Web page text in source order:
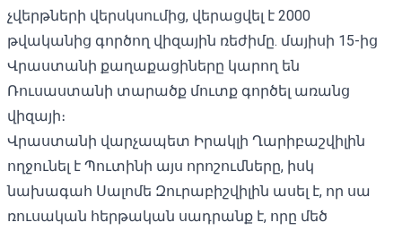
չվերթների վերսկսումից, վերացվել է 2000
թվականից գործող վիզային ռեժիմը. մայիսի 15-ից
Վրաստանի քաղաքացիները կարող են
Ռուսաստանի տարածք մուտք գործել առանց
վիզայի։
Վրաստանի վարչապետ Իրակլի Ղարիբաշվիլին
ողջունել է Պուտինի այս որոշումները, իսկ
նախագահ Սալոմե Զուրաբիշվիլին ասել է, որ սա
ռուսական հերթական սադրանք է, որը մեծ